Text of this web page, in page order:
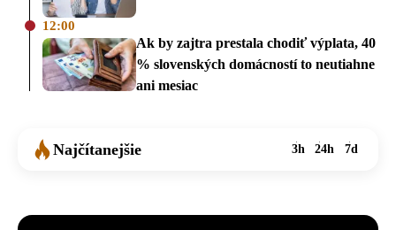
12:00
Ak by zajtra prestala chodiť výplata, 40
% slovenských domácností to neutiahne
ani mesiac
Najčítanejšie 3h 24h 7d